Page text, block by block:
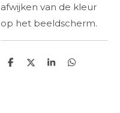
afwijken van de kleur
op het beeldscherm.
D
D
S
D